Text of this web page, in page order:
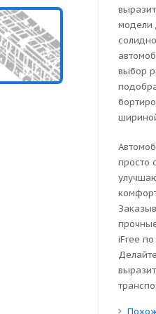
модели
выбор
просто
iFree